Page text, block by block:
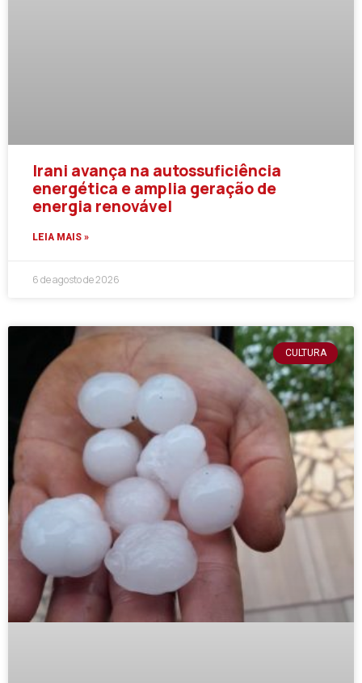
Irani avança na autossuficiência
energética e amplia geração de
energia renovável
LEIA MAIS »
6 de agosto de 2026
CULTURA